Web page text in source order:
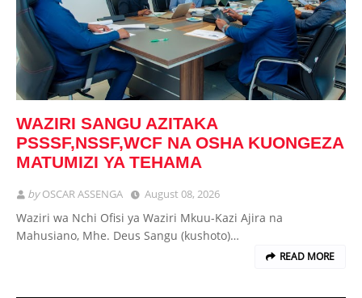
WAZIRI SANGU AZITAKA
PSSSF,NSSF,WCF NA OSHA KUONGEZA
MATUMIZI YA TEHAMA
byOSCAR ASSENGA August 08, 2026
Waziri wa Nchi Ofisi ya Waziri Mkuu-Kazi Ajira na
Mahusiano, Mhe. Deus Sangu (kushoto)…
READ MORE